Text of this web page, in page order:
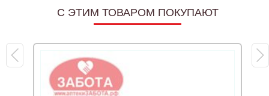
C ЭТИМ ТОВАРОМ ПОКУПАЮТ